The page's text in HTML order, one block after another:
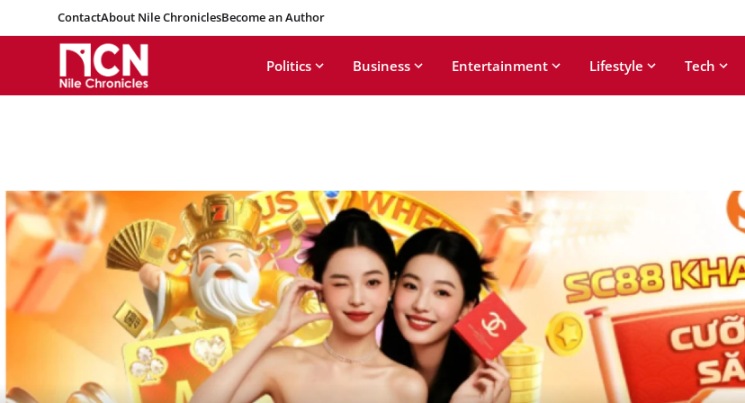
ContactAbout Nile ChroniclesBecome an Author
Politics Business Entertainment Lifestyle Tech